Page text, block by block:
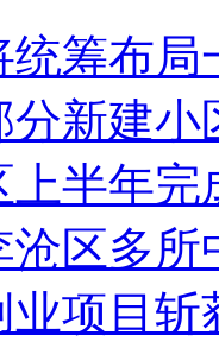
统筹布局
分新建小
上半年完
沧区多所
业项目斩